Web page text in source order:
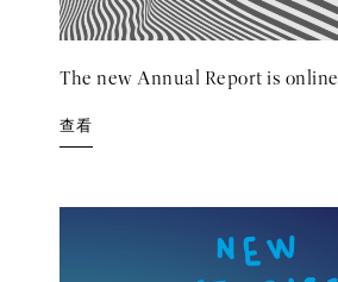
The new Annual Report is online
查看